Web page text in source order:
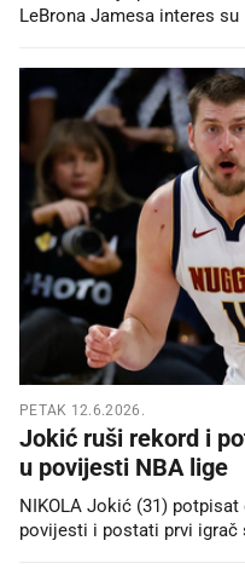
LeBrona Jamesa interes
PETAK 12.6.2026.
Jokić ruši rekord i
u povijesti NBA lige
NIKOLA Jokić (31)
povijesti i postati prvi igrač